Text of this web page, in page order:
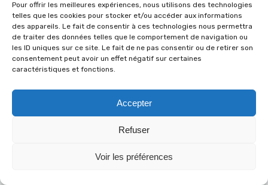
Pour offrir les meilleures expériences, nous utilisons des technologies
telles que les cookies pour stocker et/ou accéder aux informations
des appareils. Le fait de consentir à ces technologies nous permettra
de traiter des données telles que le comportement de navigation ou
les ID uniques sur ce site. Le fait de ne pas consentir ou de retirer son
consentement peut avoir un effet négatif sur certaines
caractéristiques et fonctions.
Accepter
Refuser
Voir les préférences
FAQ sur les Chats
Partenaires
Instagram
Ma Région Sud